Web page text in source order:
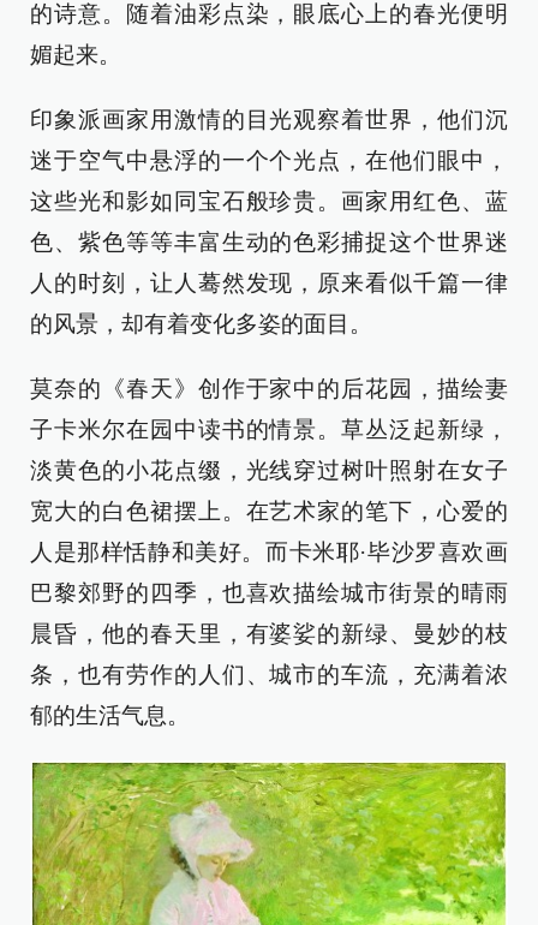
的诗意。随着油彩点染，眼底心上的春光便明
媚起来。
印象派画家用激情的目光观察着世界，他们沉
迷于空气中悬浮的一个个光点，在他们眼中，
这些光和影如同宝石般珍贵。画家用红色、蓝
色、紫色等等丰富生动的色彩捕捉这个世界迷
人的时刻，让人蓦然发现，原来看似千篇一律
的风景，却有着变化多姿的面目。
莫奈的《春天》创作于家中的后花园，描绘妻
子卡米尔在园中读书的情景。草丛泛起新绿，
淡黄色的小花点缀，光线穿过树叶照射在女子
宽大的白色裙摆上。在艺术家的笔下，心爱的
人是那样恬静和美好。而卡米耶·毕沙罗喜欢画
巴黎郊野的四季，也喜欢描绘城市街景的晴雨
晨昏，他的春天里，有婆娑的新绿、曼妙的枝
条，也有劳作的人们、城市的车流，充满着浓
郁的生活气息。